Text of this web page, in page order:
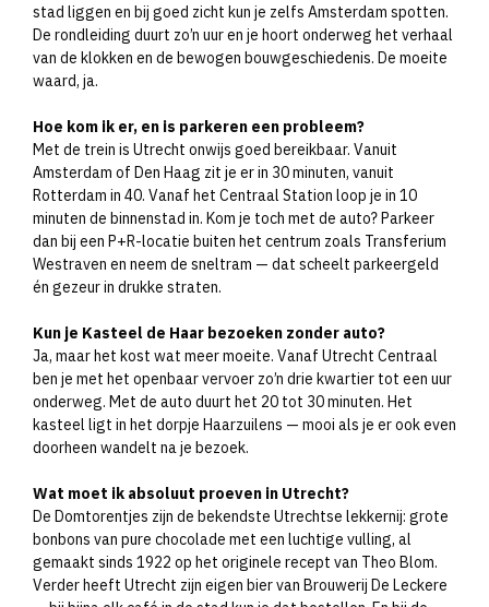
stad liggen en bij goed zicht kun je zelfs Amsterdam spotten.
De rondleiding duurt zo’n uur en je hoort onderweg het verhaal
van de klokken en de bewogen bouwgeschiedenis. De moeite
waard, ja.
Hoe kom ik er, en is parkeren een probleem?
Met de trein is Utrecht onwijs goed bereikbaar. Vanuit
Amsterdam of Den Haag zit je er in 30 minuten, vanuit
Rotterdam in 40. Vanaf het Centraal Station loop je in 10
minuten de binnenstad in. Kom je toch met de auto? Parkeer
dan bij een P+R-locatie buiten het centrum zoals Transferium
Westraven en neem de sneltram — dat scheelt parkeergeld
én gezeur in drukke straten.
Kun je Kasteel de Haar bezoeken zonder auto?
Ja, maar het kost wat meer moeite. Vanaf Utrecht Centraal
ben je met het openbaar vervoer zo’n drie kwartier tot een uur
onderweg. Met de auto duurt het 20 tot 30 minuten. Het
kasteel ligt in het dorpje Haarzuilens — mooi als je er ook even
doorheen wandelt na je bezoek.
Wat moet ik absoluut proeven in Utrecht?
De Domtorentjes zijn de bekendste Utrechtse lekkernij: grote
bonbons van pure chocolade met een luchtige vulling, al
gemaakt sinds 1922 op het originele recept van Theo Blom.
Verder heeft Utrecht zijn eigen bier van Brouwerij De Leckere